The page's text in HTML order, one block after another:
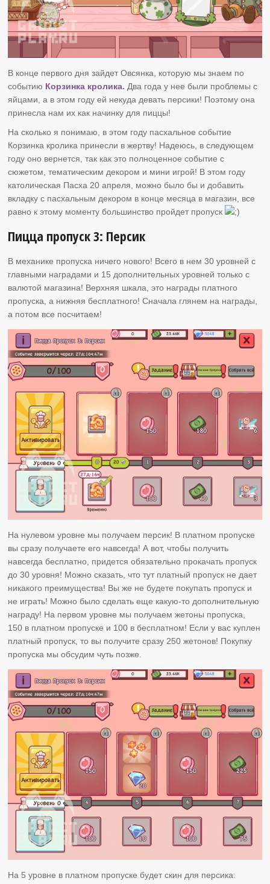
В конце первого дня зайдет Овсянка, которую мы знаем по
событию Корзинка кролика. Два года у нее были проблемы с
яйцами, а в этом году ей некуда девать персики! Поэтому она
принесла нам их как начинку для пиццы!
На сколько я понимаю, в этом году пасхальное событие
Корзинка кролика принесли в жертву! Надеюсь, в следующем
году оно вернется, так как это полноценное событие с
сюжетом, тематическим декором и мини игрой! В этом году
католическая Пасха 20 апреля, можно было бы и добавить
вкладку с пасхальным декором в конце месяца в магазин, все
равно к этому моменту большинство пройдет пропуск
Пицца пропуск 3: Персик
В механике пропуска ничего нового! Всего в нем 30 уровней с
главными наградами и 15 дополнительных уровней только с
валютой магазина! Верхняя шкала, это награды платного
пропуска, а нижняя бесплатного! Сначала глянем на награды,
а потом все посчитаем!
На нулевом уровне мы получаем персик! В платном пропуске
вы сразу получаете его навсегда! А вот, чтобы получить
навсегда бесплатно, придется обязательно прокачать пропуск
до 30 уровня! Можно сказать, что тут платный пропуск не дает
никакого преимущества! Вы же не будете покупать пропуск и
не играть! Можно было сделать еще какую-то дополнительную
награду! На первом уровне мы получаем жетоны пропуска,
150 в платном пропуске и 100 в бесплатном! Если у вас куплен
платный пропуск, то вы получите сразу 250 жетонов! Покупку
пропуска мы обсудим чуть позже.
На 5 уровне в платном пропуске будет скин для персика: